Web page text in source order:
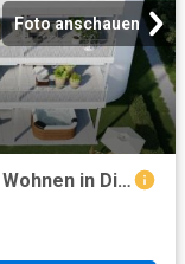
Foto anschauen
Licht, Aussicht und Lage modernes Wohnen in Dietikon